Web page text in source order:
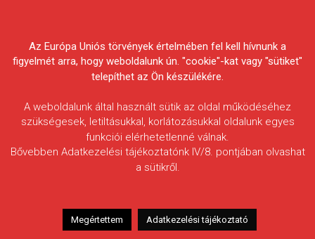
Egyesületek Szövetsége
Lós István
Halfaj: Harcsa
Fogott hal adatai: 15 kg
Az Európa Uniós törvények értelmében fel kell hívnunk a
figyelmét arra, hogy weboldalunk ún. "cookie"-kat vagy "sütiket"
telepíthet az Ön készülékére.
A weboldalunk által használt sütik az oldal működéséhez
szükségesek, letiltásukkal, korlátozásukkal oldalunk egyes
funkciói elérhetetlenné válnak.
Bővebben Adatkezelési tájékoztatónk IV/8. pontjában olvashat
a sütikről.
Megértettem Adatkezelési tájékoztató